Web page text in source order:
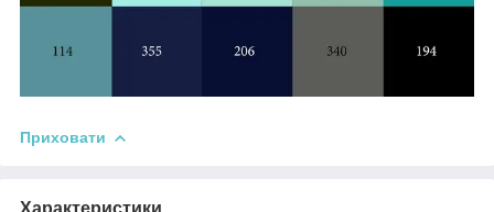
Приховати
Характеристики